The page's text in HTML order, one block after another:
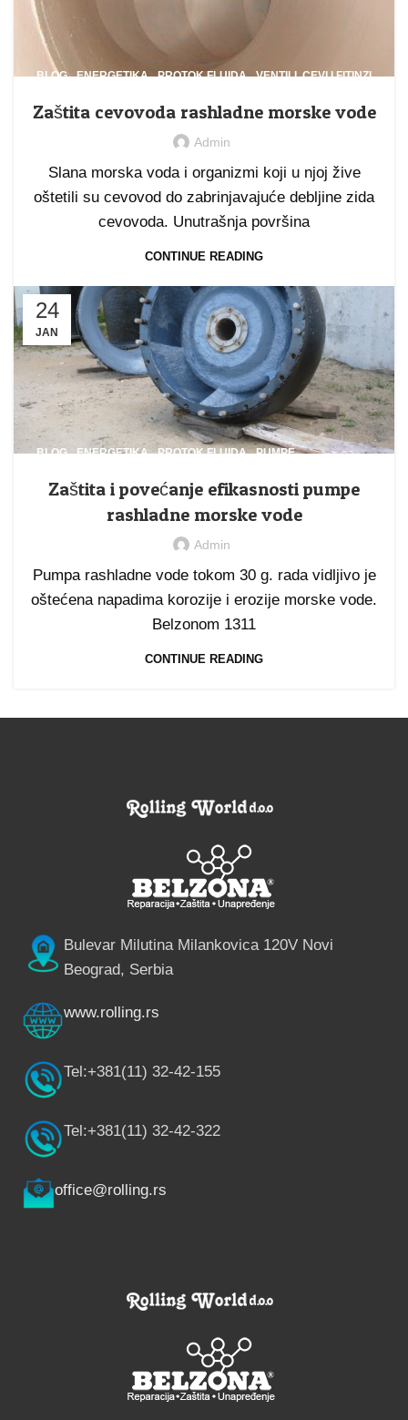
BLOG,ENERGETIKA,PROTOK FLUIDA,VENTILI, CEVI I FITINZI
Zaštita cevovoda rashladne morske vode
Admin
Slana morska voda i organizmi koji u njoj žive
oštetili su cevovod do zabrinjavajuće debljine zida
cevovoda. Unutrašnja površina
CONTINUE READING
24
JAN
BLOG,ENERGETIKA,PROTOK FLUIDA,PUMPE
Zaštita i povećanje efikasnosti pumpe
rashladne morske vode
Admin
Pumpa rashladne vode tokom 30 g. rada vidljivo je
oštećena napadima korozije i erozije morske vode.
Belzonom 1311
CONTINUE READING
Bulevar Milutina Milankovica 120V Novi
Beograd, Serbia
www.rolling.rs
Tel:+381(11) 32-42-155
Tel:+381(11) 32-42-322
office@rolling.rs